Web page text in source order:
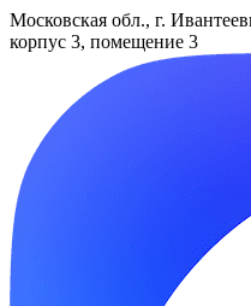
Московская обл., г.
корпус 3, помещение 3